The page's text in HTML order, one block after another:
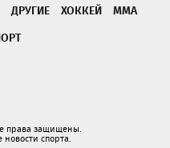
ДРУГИЕ ХОККЕЙ
ММА
права защищены.
спорта.